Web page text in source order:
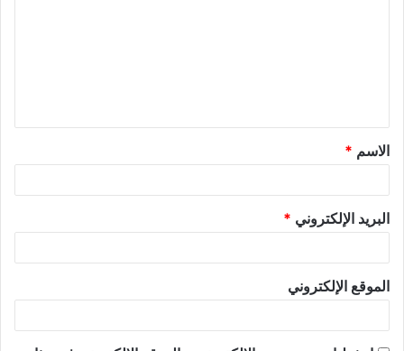
ق
*
الاسم *
البريد الإلكتروني *
الموقع الإلكتروني